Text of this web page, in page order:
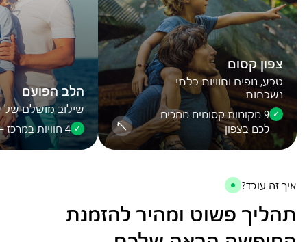
צפון קסום
טבע, נופים וחוויות בלתי
נשכחות
9 מקומות קסומים מחכים
לכם בצפון
הלב הפועם
שילוב מושלם של
4 חוויות במרכז – בין עיר לים
תהליך פשוט ומהיר להזמנת
איך זה עובד?